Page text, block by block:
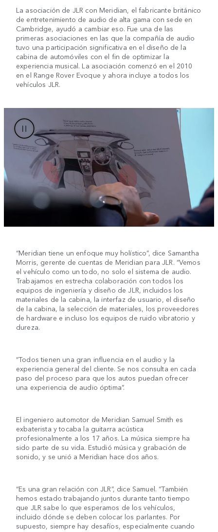
La asociación de JLR con Meridian, el fabricante británico
de entretenimiento de audio de alta gama con sede en
Cambridge, ayudó a cambiar eso. Fue una de las
primeras asociaciones en las que la compañía de audio
tuvo una participación significativa en el diseño de la
cabina de automóviles con el fin de optimizar la
experiencia musical. La asociación comenzó en el 2010
en el Range Rover Evoque y ahora incluye a todos los
vehículos JLR.
“Meridian tiene un enfoque muy holístico”, dice Samantha
Morris, gerente de cuentas de Meridian para JLR. “Vemos
el vehículo como un todo, no solo el sistema de audio.
Trabajamos en estrecha colaboración con todos los
equipos de ingeniería y diseño de JLR, incluidos los
materiales de la cabina, la interfaz de usuario, el diseño
de la cabina, la selección de materiales, los proveedores
de hardware e incluso los equipos de ruido vibratorio y
dureza.
“Todos tienen una gran influencia en el audio y la
experiencia general del cliente. Se nos consulta en cada
paso del proceso para que los autos puedan ofrecer
una experiencia de audio óptima”.
El ingeniero automotor de Meridian Samuel Smith es
exbaterista y tocaba la guitarra acústica
profesionalmente a los 17 años. La música siempre ha
sido parte de su vida. Estudió música y grabación de
sonido, y se unió a Meridian hace dos años.
“Es una gran relación con JLR”, dice Samuel. “También
hemos estado trabajando juntos durante tanto tiempo
que JLR sabe lo que esperamos de los vehículos,
incluido dónde se deben colocar los parlantes. Por
supuesto, siempre hay desafíos, especialmente cuando